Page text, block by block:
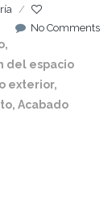
/
No Comments
del espacio
exterior,
Acabado